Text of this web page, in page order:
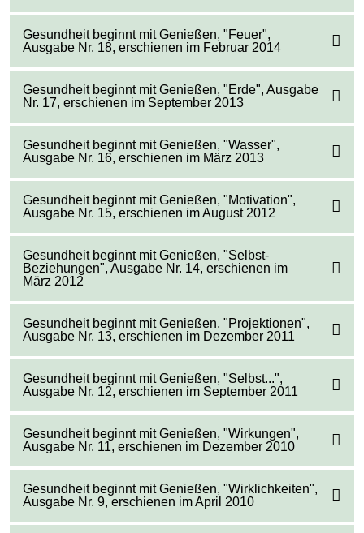
Gesundheit beginnt mit Genießen, "Feuer",
Ausgabe Nr. 18, erschienen im Februar 2014
Gesundheit beginnt mit Genießen, "Erde", Ausgabe
Nr. 17, erschienen im September 2013
Gesundheit beginnt mit Genießen, "Wasser",
Ausgabe Nr. 16, erschienen im März 2013
Gesundheit beginnt mit Genießen, "Motivation",
Ausgabe Nr. 15, erschienen im August 2012
Gesundheit beginnt mit Genießen, "Selbst-
Beziehungen", Ausgabe Nr. 14, erschienen im
März 2012
Gesundheit beginnt mit Genießen, "Projektionen",
Ausgabe Nr. 13, erschienen im Dezember 2011
Gesundheit beginnt mit Genießen, "Selbst...",
Ausgabe Nr. 12, erschienen im September 2011
Gesundheit beginnt mit Genießen, "Wirkungen",
Ausgabe Nr. 11, erschienen im Dezember 2010
Gesundheit beginnt mit Genießen, "Wirklichkeiten",
Ausgabe Nr. 9, erschienen im April 2010